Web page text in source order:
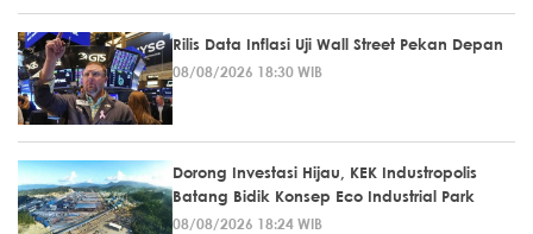
Rilis Data Inflasi Uji Wall Street Pekan Depan
08/08/2026 18:30 WIB
Dorong Investasi Hijau, KEK Industropolis
Batang Bidik Konsep Eco Industrial Park
08/08/2026 18:24 WIB